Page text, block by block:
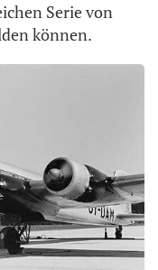
Serie von
können.